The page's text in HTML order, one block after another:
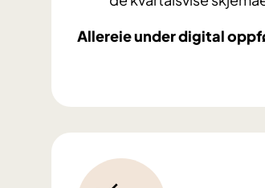
Allereie under digital